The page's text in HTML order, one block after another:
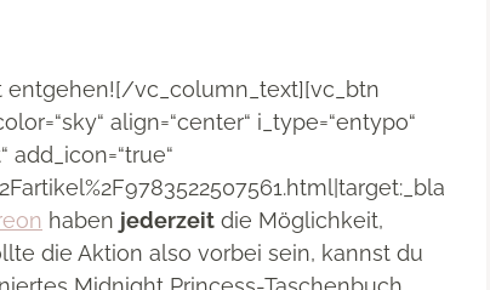
entgehen![/vc_column_text][vc_btn
align=“center“ i_type=“entypo“
haben jederzeit die Möglichkeit,
die Aktion also vorbei sein, kannst du